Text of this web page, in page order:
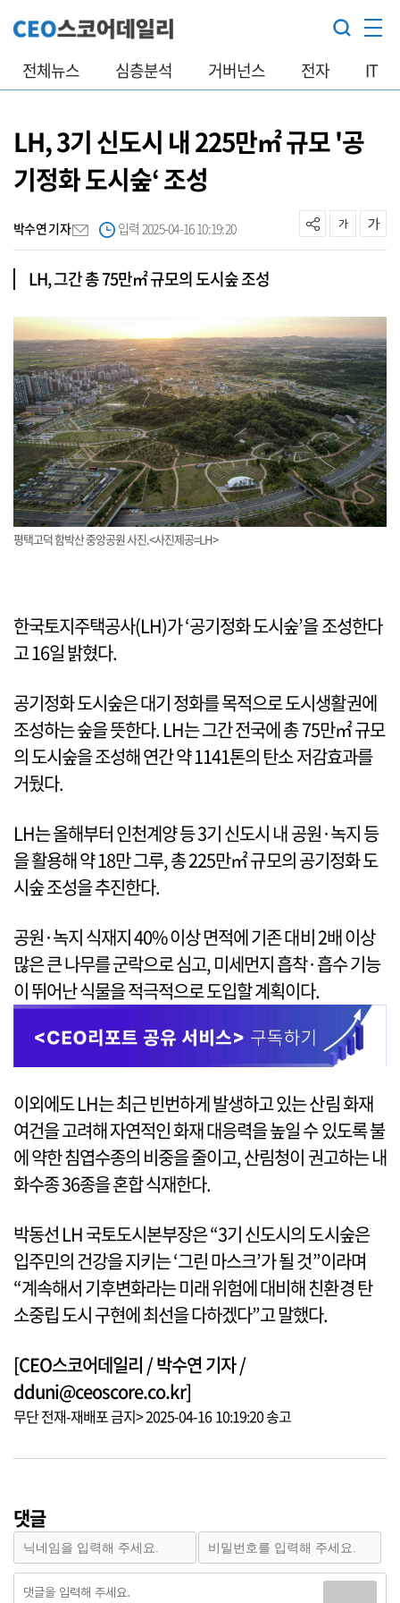
전체뉴스 심층분석 거버넌스 전자 IT
LH, 3기 신도시 내 225만㎡ 규모 '공
기정화 도시숲‘ 조성
박수연 기자 입력 2025-04-16 10:19:20
LH, 그간 총 75만㎡ 규모의 도시숲 조성
평택고덕 함박산 중앙공원 사진.<사진제공=LH>
한국토지주택공사(LH)가 ‘공기정화 도시숲’을 조성한다
고 16일 밝혔다.
공기정화 도시숲은 대기 정화를 목적으로 도시생활권에
조성하는 숲을 뜻한다. LH는 그간 전국에 총 75만㎡ 규모
의 도시숲을 조성해 연간 약 1141톤의 탄소 저감효과를
거뒀다.
LH는 올해부터 인천계양 등 3기 신도시 내 공원·녹지 등
을 활용해 약 18만 그루, 총 225만㎡ 규모의 공기정화 도
시숲 조성을 추진한다.
공원·녹지 식재지 40% 이상 면적에 기존 대비 2배 이상
많은 큰 나무를 군락으로 심고, 미세먼지 흡착·흡수 기능
이 뛰어난 식물을 적극적으로 도입할 계획이다.
이외에도 LH는 최근 빈번하게 발생하고 있는 산림 화재
여건을 고려해 자연적인 화재 대응력을 높일 수 있도록 불
에 약한 침엽수종의 비중을 줄이고, 산림청이 권고하는 내
화수종 36종을 혼합 식재한다.
박동선 LH 국토도시본부장은 “3기 신도시의 도시숲은
입주민의 건강을 지키는 ‘그린 마스크’가 될 것”이라며
“계속해서 기후변화라는 미래 위험에 대비해 친환경 탄
소중립 도시 구현에 최선을 다하겠다”고 말했다.
[CEO스코어데일리 / 박수연 기자 /
dduni@ceoscore.co.kr]
무단 전재-재배포 금지> 2025-04-16 10:19:20 송고
댓글